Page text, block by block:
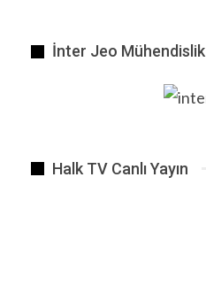
İnter Jeo Mühendislik
Halk TV Canlı Yayın